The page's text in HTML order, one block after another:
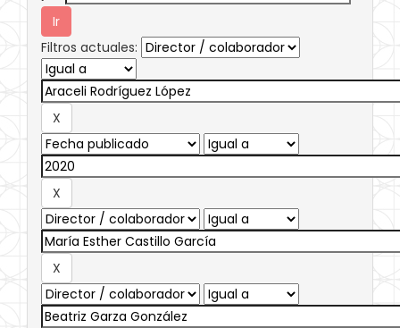
Filtros actuales: